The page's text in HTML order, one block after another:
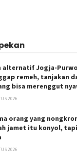
alternatif Jogja-
remeh, tanjakan
bisa merenggut
2026
orang yang
jamet itu konyol,
2026